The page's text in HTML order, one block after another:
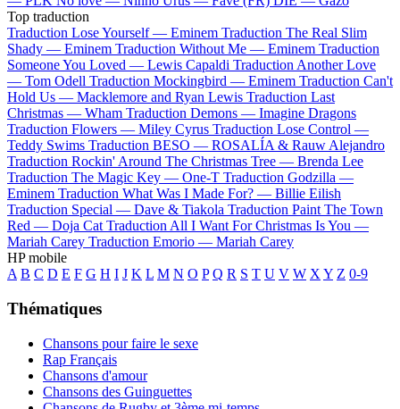
Top traduction
Traduction Lose Yourself — Eminem Traduction The Real Slim
Shady — Eminem Traduction Without Me — Eminem Traduction
Someone You Loved — Lewis Capaldi Traduction Another Love
— Tom Odell Traduction Mockingbird — Eminem Traduction Can't
Hold Us — Macklemore and Ryan Lewis Traduction Last
Christmas — Wham Traduction Demons — Imagine Dragons
Traduction Flowers — Miley Cyrus Traduction Lose Control —
Teddy Swims Traduction BESO — ROSALÍA & Rauw Alejandro
Traduction Rockin' Around The Christmas Tree — Brenda Lee
Traduction The Magic Key — One-T Traduction Godzilla —
Eminem Traduction What Was I Made For? — Billie Eilish
Traduction Special — Dave & Tiakola Traduction Paint The Town
Red — Doja Cat Traduction All I Want For Christmas Is You —
Mariah Carey Traduction Emorio — Mariah Carey
HP mobile
A B C D E F G H I J K L M N O P Q R S T U V W X Y Z 0-9
Thématiques
Chansons pour faire le sexe
Rap Français
Chansons d'amour
Chansons des Guinguettes